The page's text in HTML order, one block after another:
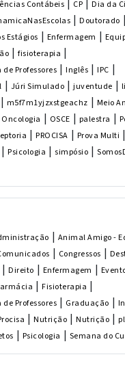
Contábeis | CP | Dia da
| Doutorado |
Estágios | Enfermagem |
| fisioterapia |
Professores | Inglês | IPC |
| Júri Simulado | juventude |
| m5f7m1yjzxstgeachz | Meio
Oncologia | OSCE | palestra |
| PROCISA | Prova Multi |
| Psicologia | simpósio |
| Animal Amigo -
| Congressos |
| Direito | Enfermagem |
| Fisioterapia |
Professores | Graduação |
| Nutrição | Nutrição |
| Psicologia | Semana do